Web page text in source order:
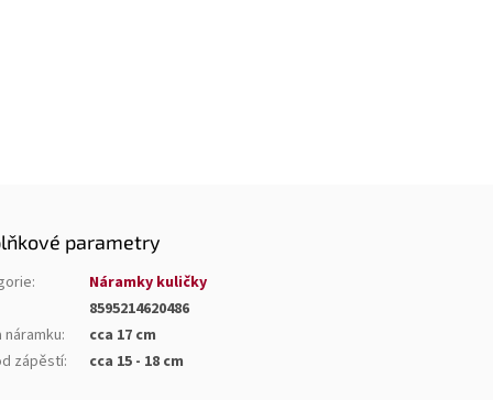
parametry
:
Náramky kuličky
8595214620486
náramku:
cca 17 cm
zápěstí: cca 15 - 18 cm